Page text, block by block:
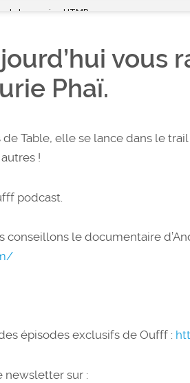
vous
Phaï.
Table, elle se lance dans le
!
podcast.
conseillons le documentaire
épisodes exclusifs de Oufff :
newsletter sur :